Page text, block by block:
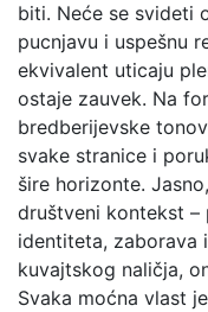
biti. Neće se svideti
pucnjavu i uspešnu
ekvivalent uticaju
ostaje zauvek. Na
bredberijevske
svake stranice i
šire horizonte.
društveni kontekst –
identiteta, zaborava
kuvajtskog naličja,
Svaka moćna vlast